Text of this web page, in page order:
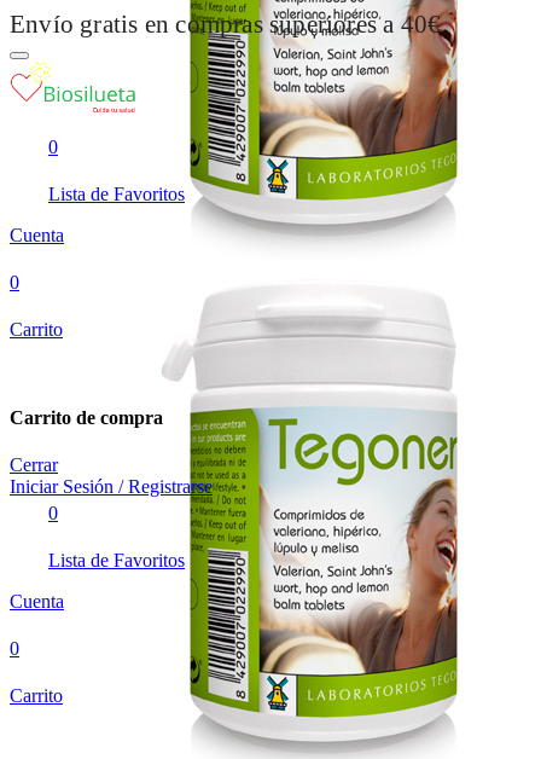
Envío gratis en compras superiores a 40€
0
Lista de Favoritos
Cuenta
0
Carrito
Carrito de compra
Cerrar
Iniciar Sesión / Registrarse
0
Lista de Favoritos
Cuenta
0
Carrito